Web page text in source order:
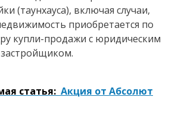
(таунхауса), включая случаи,
приобретается по
купли-продажи с юридическим
статья: Акция от Абсолют